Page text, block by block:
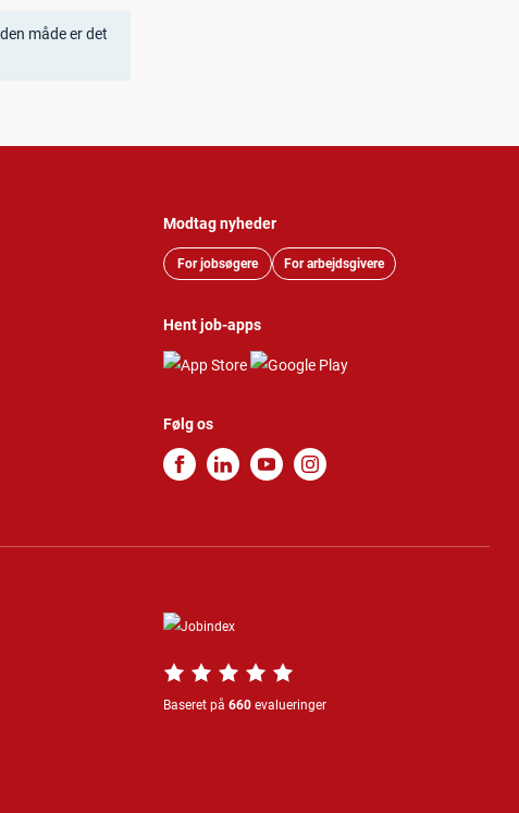
måde er det
Modtag nyheder
For jobsøgere For arbejdsgivere
Hent job-apps
Følg os
Baseret på 660 evalueringer